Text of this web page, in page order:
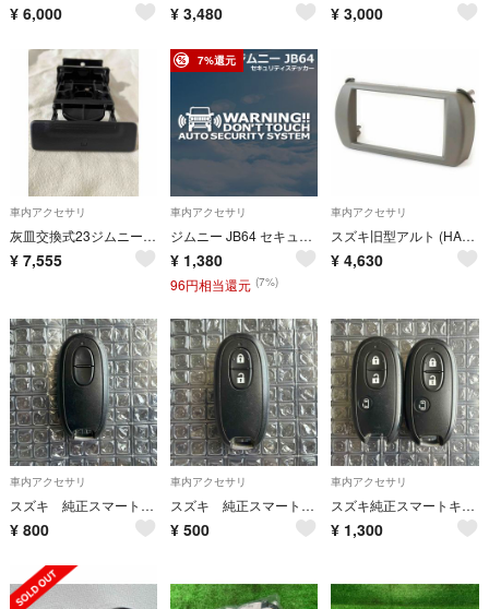
¥ 6,000 ¥ 3,480 ¥ 3,000
車内アクセサリ
灰皿交換式23ジムニー純正カップホルダー
¥ 7,555
7%還元
車内アクセサリ
ジムニー JB64 セキュリティステッカー 2枚セット 盗難防止
¥ 1,380
96円相当還元 (7%)
車内アクセサリ
スズキ旧型アルト (HA25S/35S) 純正オーディオ交換ガーニッシュ
¥ 4,630
車内アクセサリ
スズキ 純正スマートキー スペーシア 007-AA0080
¥ 800
車内アクセサリ
スズキ 純正スマートキー ワゴンR 007YUUL0212
¥ 500
車内アクセサリ
スズキ純正スマートキー パレット片側パワスラ 007YUUL0212 2個セット
¥ 1,300